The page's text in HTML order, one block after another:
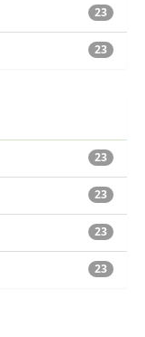
23
23
23
23
23
23